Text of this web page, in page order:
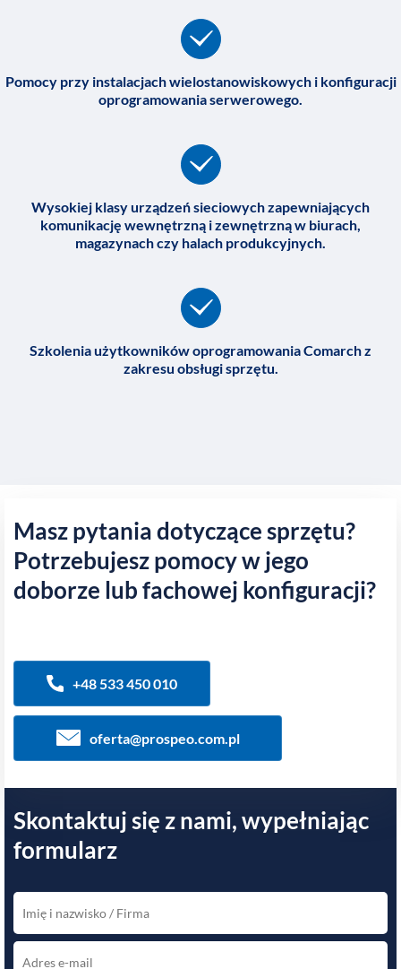
Pomocy przy instalacjach wielostanowiskowych i konfiguracji
oprogramowania serwerowego.
Wysokiej klasy urządzeń sieciowych zapewniających
komunikację wewnętrzną i zewnętrzną w biurach,
magazynach czy halach produkcyjnych.
Szkolenia użytkowników oprogramowania Comarch z
zakresu obsługi sprzętu.
Masz pytania dotyczące sprzętu?
Potrzebujesz pomocy w jego
doborze lub fachowej konfiguracji?
+48 533 450 010
oferta@prospeo.com.pl
Skontaktuj się z nami, wypełniając
formularz